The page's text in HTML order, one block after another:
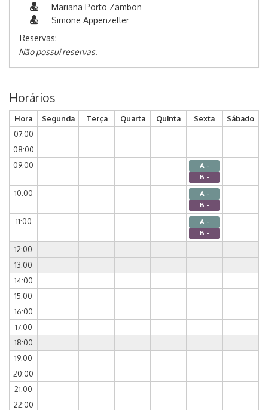
Mariana Porto Zambon
Simone Appenzeller
Reservas:
Não possui reservas.
Horários
Hora Segunda Terça Quarta Quinta Sexta
Sábado
07:00
08:00
09:00
A -
B -
10:00
A -
B -
11:00
A -
B -
12:00
13:00
14:00
15:00
16:00
17:00
18:00
19:00
20:00
21:00
22:00